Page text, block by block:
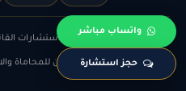
واتساب مباشر
حجز استشارة
© الدهشان للمحاماة والاستشارات
الدهشان للمحاماة